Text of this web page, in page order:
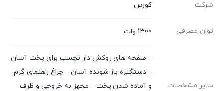
شرکت کورس
توان مصرفی 1300 وات
سایر مشخصات
– صفحه های روکش دار نچسب برای پخت آسان
– دستگیره باز شونده آسان – چراغ راهنمای گرم
و آماده شدن پخت – مجهز به خروجی و ظرف